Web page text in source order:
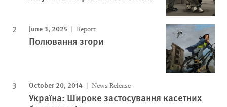
June 3, 2025 Report
Полювання згори
October 20, 2014 News Release
Україна: Широке застосування касетних